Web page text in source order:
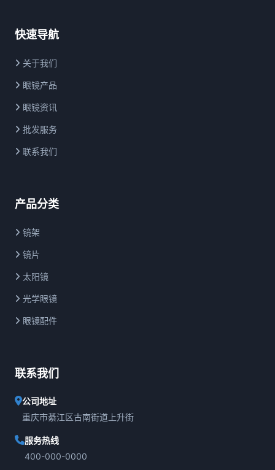
快速导航
关于我们
眼镜产品
眼镜资讯
批发服务
联系我们
产品分类
镜架
镜片
太阳镜
光学眼镜
眼镜配件
联系我们
公司地址
重庆市綦江区古南街道上升街
服务热线
400-000-0000